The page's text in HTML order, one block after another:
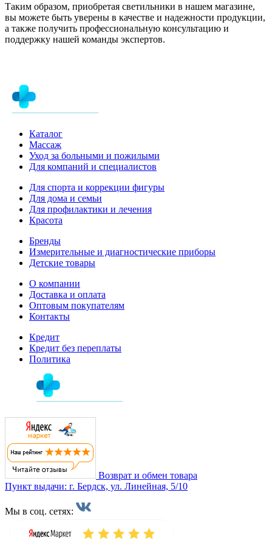
Таким образом, приобретая светильники в нашем магазине,
вы можете быть уверены в качестве и надежности продукции,
а также получить профессиональную консультацию и
поддержку нашей команды экспертов.
Каталог
Массаж
Уход за больными и пожилыми
Для компаний и специалистов
Для спорта и коррекции фигуры
Для дома и семьи
Для профилактики и лечения
Красота
Бренды
Измерительные и диагностические приборы
Детские товары
О компании
Доставка и оплата
Оптовым покупателям
Контакты
Кредит
Кредит без переплаты
Политика
Возврат и обмен товара
Пункт выдачи: г. Бердск, ул. Линейная, 5/10
Мы в соц. сетях: